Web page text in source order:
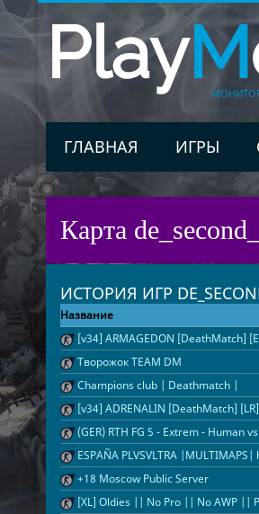
PlayM
ГЛАВНАЯ ИГРЫ
Карта
ИСТОРИЯ ИГР
Название
[v34] ARMAGEDON [DeathMatch]
Творожок TEAM DM
Champions club | Deathmatch |
[v34] ADRENALIN [DeathMatch]
(GER) RTH FG 5 - Extrem - Human
ESPAÑA PLVSVLTRA
+18 Moscow Public Server
[XL] Oldies || No Pro || No AWP ||